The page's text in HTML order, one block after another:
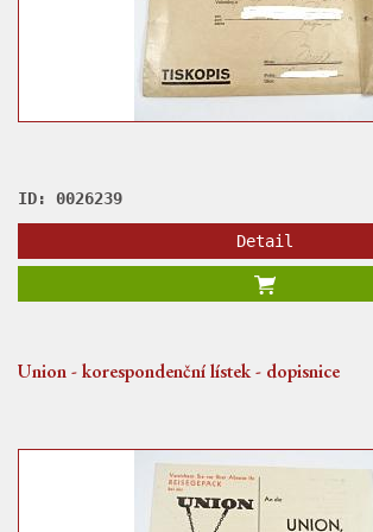
ID: 0026239
Detail
Union - korespondenční lístek - dopisnice